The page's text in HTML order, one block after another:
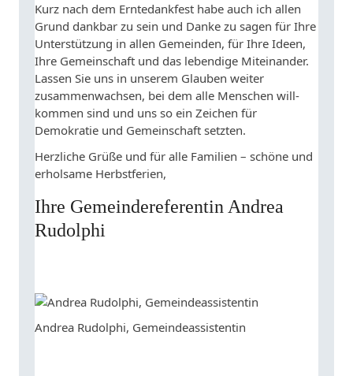
Kurz nach dem Erntedankfest habe auch ich allen
Grund dankbar zu sein und Danke zu sagen für Ihre
Unterstützung in allen Gemeinden, für Ihre Ideen,
Ihre Gemeinschaft und das lebendige Miteinander.
Lassen Sie uns in unserem Glauben weiter
zusammenwachsen, bei dem alle Menschen will-
kommen sind und uns so ein Zeichen für
Demokratie und Gemeinschaft setzten.
Herzliche Grüße und für alle Familien – schöne und
erholsame Herbstferien,
Ihre Gemeindereferentin Andrea
Rudolphi
Andrea Rudolphi, Gemeindeassistentin